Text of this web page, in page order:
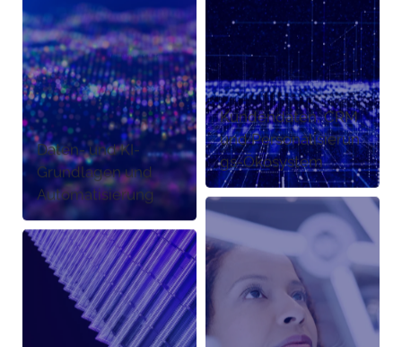
Daten- und KI-
Grundlagen und
Automatisierung
Kundendaten, CRM
und Personalisierun
gs-Ökosystem